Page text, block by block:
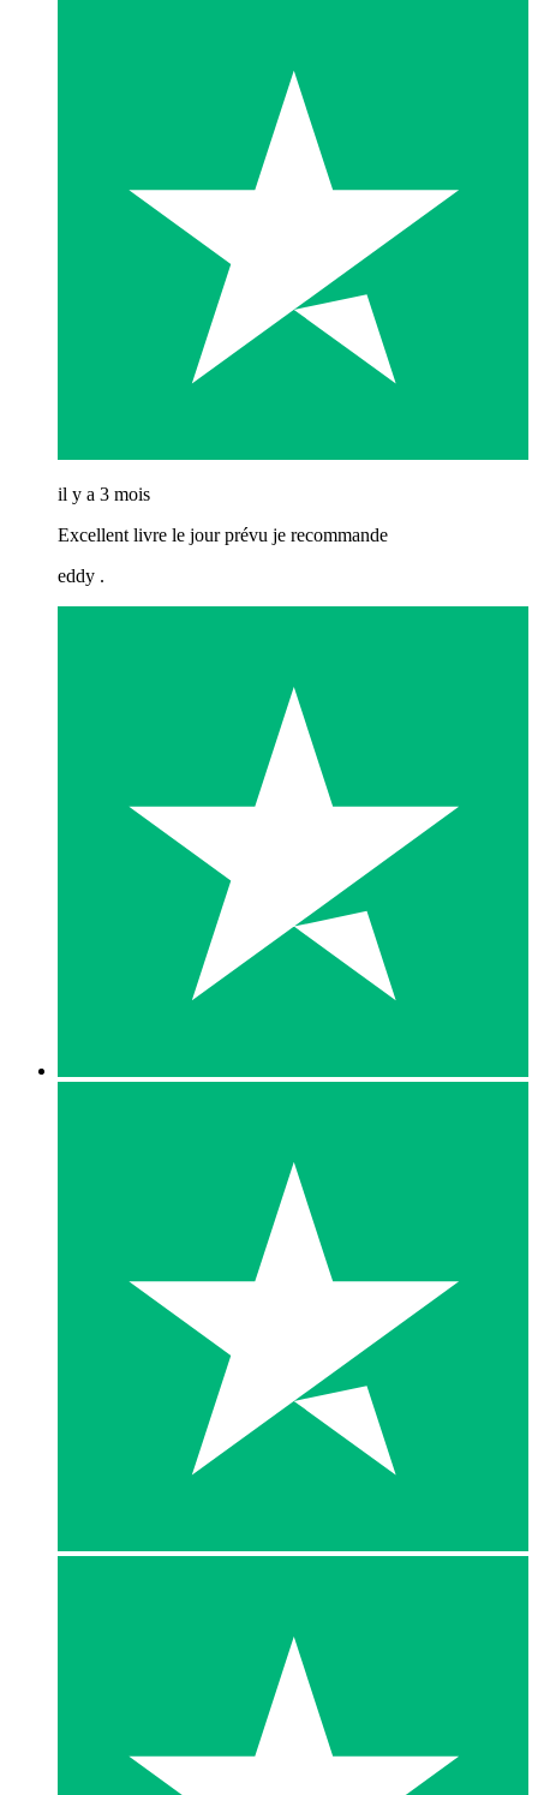
il y a 3 mois
Excellent livre le jour prévu je recommande
eddy .